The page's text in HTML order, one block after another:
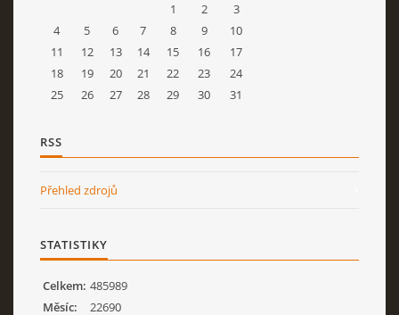
1
2
3
4
5 6 7 8 9
10
11
12 13 14 15 16
17
18
19 20 21 22 23
24
25
26 27 28 29 30 31
RSS
Přehled zdrojů
STATISTIKY
Celkem: 485989
Měsíc:
22690